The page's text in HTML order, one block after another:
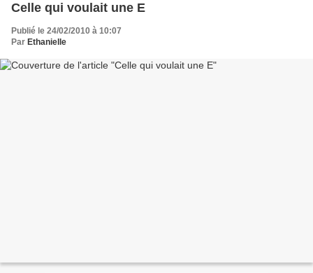
Celle qui voulait une E
Publié le 24/02/2010 à 10:07
Par Ethanielle